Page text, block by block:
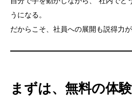
うになる。
だからこそ、社員への展開も説得力が
まずは、無料の体